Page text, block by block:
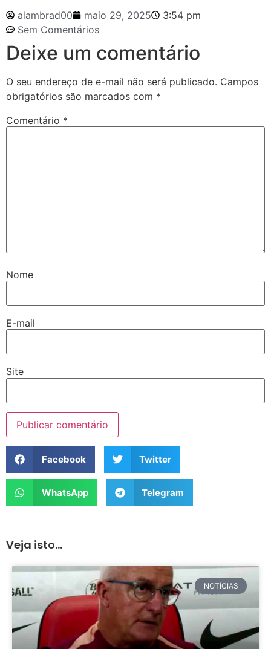
alambrad00
maio 29, 2025
3:54 pm
Sem Comentários
Deixe um comentário
O seu endereço de e-mail não será publicado. Campos
obrigatórios são marcados com *
Comentário *
Nome
E-mail
Site
Facebook Twitter
WhatsApp Telegram
Veja isto...
NOTÍCIAS